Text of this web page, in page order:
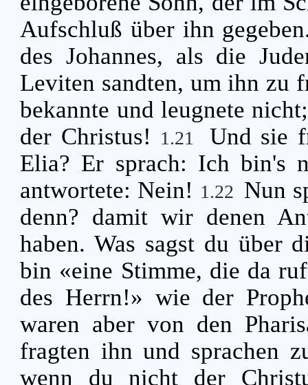
Aufschluß über ihn
des Johannes, als die
Leviten sandten, um ihn zu
bekannte und leugnete
der Christus!
1.21
Und sie
Elia? Er sprach: Ich bin's
antwortete: Nein! 1.22 Nun
denn? damit wir denen
haben. Was sagst du über
bin «eine Stimme, die da
des Herrn!» wie der
waren aber von den
fragten ihn und sprachen
wenn du nicht der